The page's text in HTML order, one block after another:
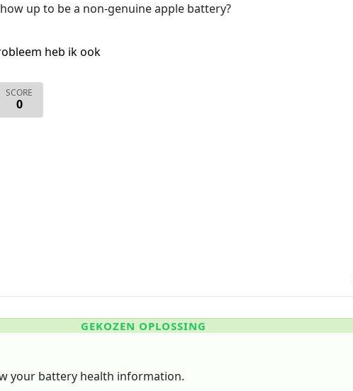
up to be a non-genuine apple battery?
heb ik ook
SCORE
0
GEKOZEN OPLOSSING
your battery health information.